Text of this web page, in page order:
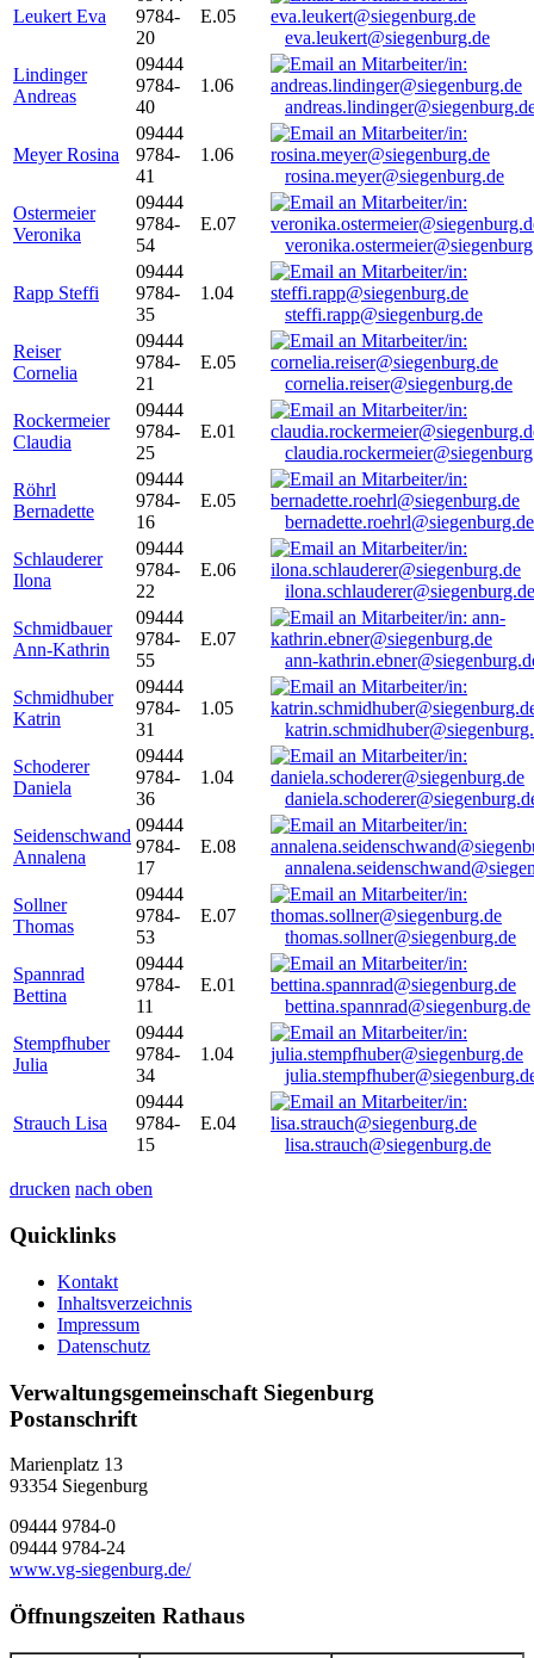
Leukert Eva
9784-
20
E.05
eva.leukert@siegenburg.de
Lindinger
Andreas
09444
9784-
40
1.06
Meyer Rosina
09444
9784-
41
1.06
rosina.meyer@siegenburg.de
Ostermeier
Veronika
09444
9784-
54
E.07
Rapp Steffi
09444
9784-
35
1.04
steffi.rapp@siegenburg.de
Reiser
Cornelia
09444
9784-
21
E.05
cornelia.reiser@siegenburg.de
Rockermeier
Claudia
09444
9784-
25
E.01
Röhrl
Bernadette
09444
9784-
16
E.05
bernadette.roehrl@siegenburg.de
Schlauderer
Ilona
09444
9784-
22
E.06
ilona.schlauderer@siegenburg.de
Schmidbauer
Ann-Kathrin
09444
9784-
55
E.07
ann-
Schmidhuber
Katrin
09444
9784-
31
1.05
Schoderer
Daniela
09444
9784-
36
1.04
Seidenschwand
Annalena
09444
9784-
17
E.08
Sollner
Thomas
09444
9784-
53
E.07
thomas.sollner@siegenburg.de
Spannrad
Bettina
09444
9784-
11
E.01
bettina.spannrad@siegenburg.de
Stempfhuber
Julia
09444
9784-
34
1.04
Strauch Lisa
09444
9784-
15
E.04
lisa.strauch@siegenburg.de
drucken nach oben
Quicklinks
Kontakt
Inhaltsverzeichnis
Impressum
Datenschutz
Verwaltungsgemeinschaft Siegenburg
Postanschrift
Marienplatz 13
93354 Siegenburg
09444 9784-0
09444 9784-24
www.vg-siegenburg.de/
Öffnungszeiten Rathaus